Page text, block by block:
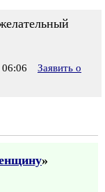
Заявить о
»